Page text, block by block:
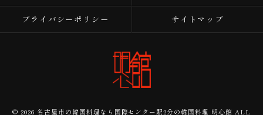
プライバシーポリシー サイトマップ
© 2026 名古屋市の韓国料理なら国際センター駅2分の韓国料理 明心館 ALL